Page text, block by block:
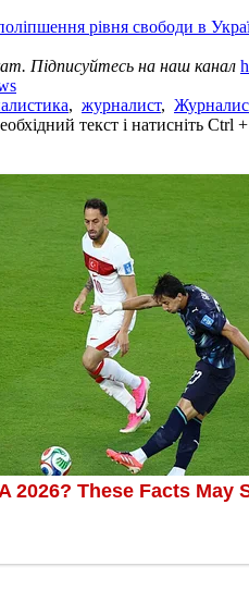
рівня свободи в
Підписуйтесь на наш канал
, журналист,
текст і натисніть